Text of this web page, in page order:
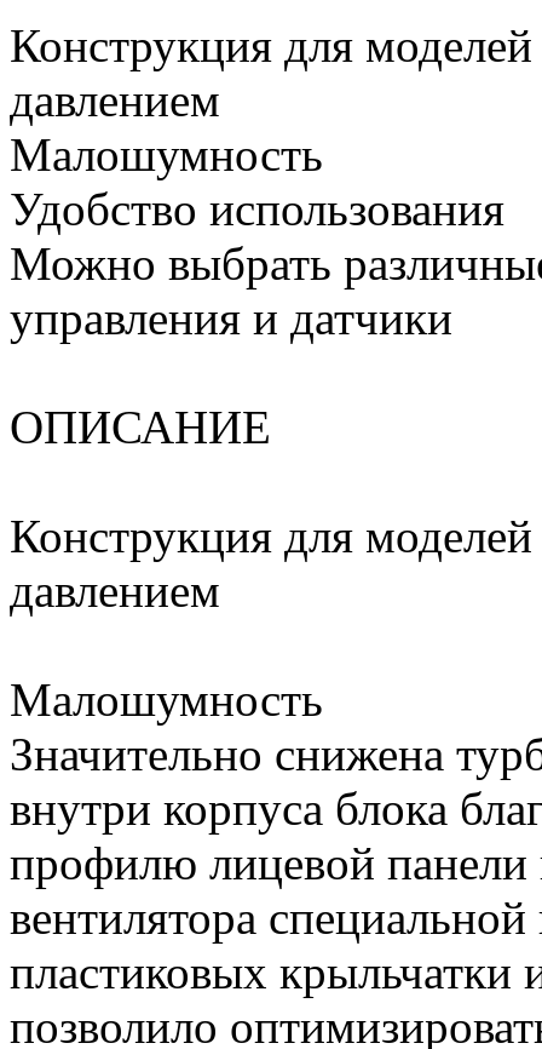
Конструкция для
давлением
Малошумность
Удобство использования
Можно выбрать
управления и датчики
ОПИСАНИЕ
Конструкция для
давлением
Малошумность
Значительно снижена
внутри корпуса блока
профилю лицевой панели
вентилятора
пластиковых крыльчатки
позволило